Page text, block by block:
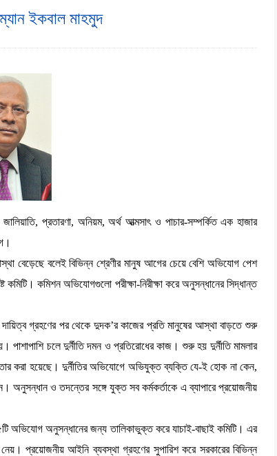
ইকবাল মাহমুদ
প্রতারণা, অনিয়ম, অর্থ আত্মসাৎ ও পাচার-সম্পর্কিত এক হাজার
বেড়েছে বলেই বিভিন্ন শ্রেণীর মানুষ আগের চেয়ে বেশি অভিযোগ পেশ
কমিশন অভিযোগগুলো পরীক্ষা-নিরীক্ষা করে অনুসন্ধানের সিদ্ধান্ত
গ্রহণের পর থেকে দুদক’র কাজের প্রতি মানুষের আস্থা বাড়তে শুরু
চলে দুর্নীতি দমন ও প্রতিরোধের কাজ। শুরু হয় দুর্নীতি মামলার
করা হয়েছে। দুর্নীতির অভিযোগে অভিযুক্ত ব্যক্তি যে-ই হোক না কেন,
অনুসন্ধান ও তদন্তের সঙ্গে যুক্ত সব কর্মকর্তাকে এ ব্যাপারে প্রয়োজনীয়
অভিযোগ অনুসন্ধানের জন্য তালিকাভুক্ত করে যাচাই-বাছাই কমিটি। এর
প্রয়োজনীয় আইনি ব্যবস্থা গ্রহণের সুপারিশ করে সরকারের বিভিন্ন